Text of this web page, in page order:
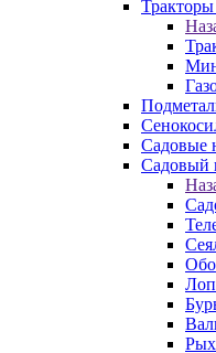
Садовые
Садовый